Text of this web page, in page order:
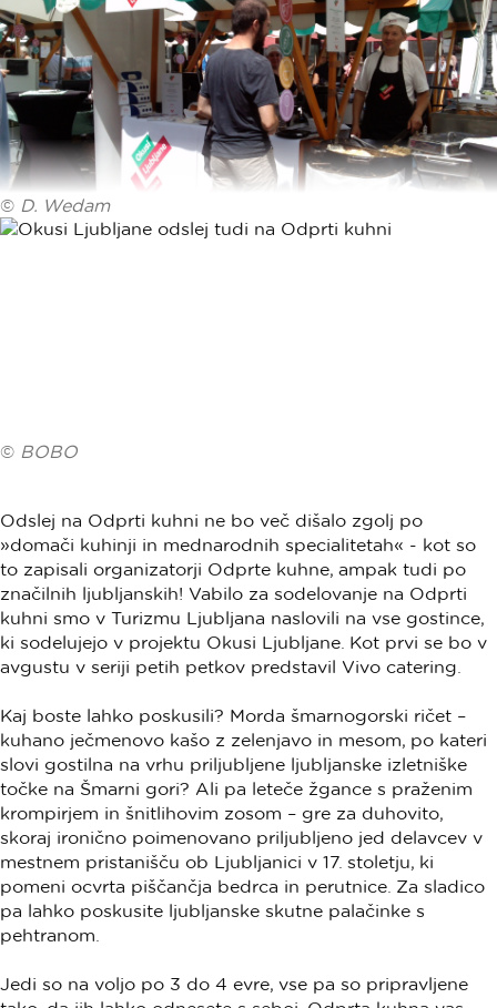
© D. Wedam
© BOBO
Odslej na Odprti kuhni ne bo več dišalo zgolj po
»domači kuhinji in mednarodnih specialitetah« - kot so
to zapisali organizatorji Odprte kuhne, ampak tudi po
značilnih ljubljanskih! Vabilo za sodelovanje na Odprti
kuhni smo v Turizmu Ljubljana naslovili na vse gostince,
ki sodelujejo v projektu Okusi Ljubljane. Kot prvi se bo v
avgustu v seriji petih petkov predstavil Vivo catering.
Kaj boste lahko poskusili? Morda šmarnogorski ričet –
kuhano ječmenovo kašo z zelenjavo in mesom, po kateri
slovi gostilna na vrhu priljubljene ljubljanske izletniške
točke na Šmarni gori? Ali pa leteče žgance s praženim
krompirjem in šnitlihovim zosom – gre za duhovito,
skoraj ironično poimenovano priljubljeno jed delavcev v
mestnem pristanišču ob Ljubljanici v 17. stoletju, ki
pomeni ocvrta piščančja bedrca in perutnice. Za sladico
pa lahko poskusite ljubljanske skutne palačinke s
pehtranom.
Jedi so na voljo po 3 do 4 evre, vse pa so pripravljene